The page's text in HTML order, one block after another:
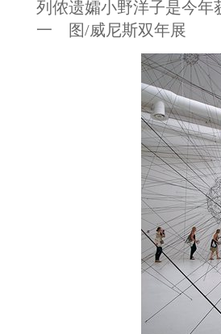
列侬遗孀小野洋子是今年
一 图/威尼斯双年展